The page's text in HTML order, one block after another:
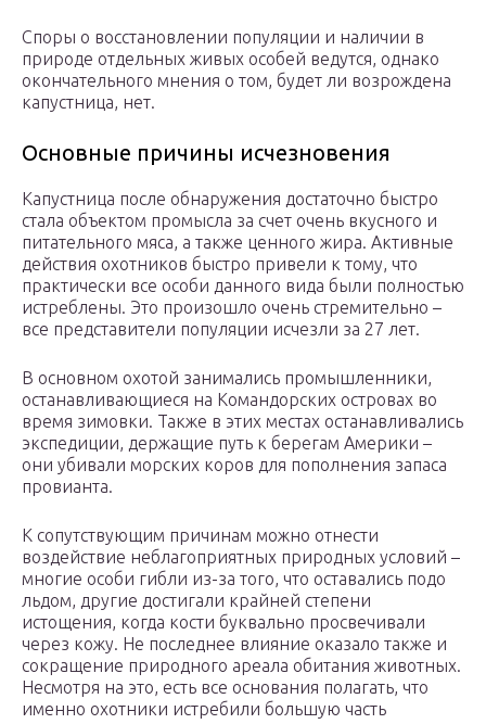
Споры о восстановлении популяции и наличии в
природе отдельных живых особей ведутся, однако
окончательного мнения о том, будет ли возрождена
капустница, нет.
Основные причины исчезновения
Капустница после обнаружения достаточно быстро
стала объектом промысла за счет очень вкусного и
питательного мяса, а также ценного жира. Активные
действия охотников быстро привели к тому, что
практически все особи данного вида были полностью
истреблены. Это произошло очень стремительно –
все представители популяции исчезли за 27 лет.
В основном охотой занимались промышленники,
останавливающиеся на Командорских островах во
время зимовки. Также в этих местах останавливались
экспедиции, держащие путь к берегам Америки –
они убивали морских коров для пополнения запаса
провианта.
К сопутствующим причинам можно отнести
воздействие неблагоприятных природных условий –
многие особи гибли из-за того, что оставались подо
льдом, другие достигали крайней степени
истощения, когда кости буквально просвечивали
через кожу. Не последнее влияние оказало также и
сокращение природного ареала обитания животных.
Несмотря на это, есть все основания полагать, что
именно охотники истребили большую часть